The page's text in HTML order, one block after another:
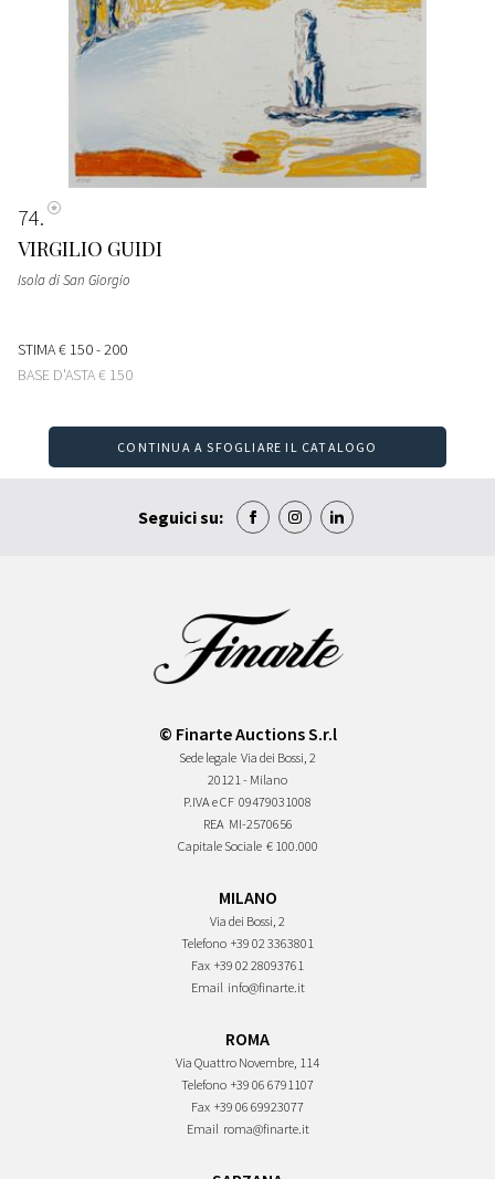
74
VIRGILIO GUIDI
Isola di San Giorgio
STIMA€ 150 - 200
BASE D'ASTA€ 150
CONTINUA A SFOGLIARE IL CATALOGO
Seguici su:
© Finarte Auctions S.r.l
Sede legale Via dei Bossi, 2
20121 - Milano
P.IVA e CF 09479031008
REA MI-2570656
Capitale Sociale € 100.000
MILANO
Via dei Bossi, 2
Telefono +39 02 3363801
Fax +39 02 28093761
Email info@finarte.it
ROMA
Via Quattro Novembre, 114
Telefono +39 06 6791107
Fax +39 06 69923077
Email roma@finarte.it